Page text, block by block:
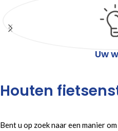
Uw
Houten
Bent u op zoek naar een manier